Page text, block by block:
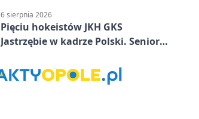
6 sierpnia 2026
Pięciu hokeistów JKH GKS
Jastrzębie w kadrze Polski. Seniorzy